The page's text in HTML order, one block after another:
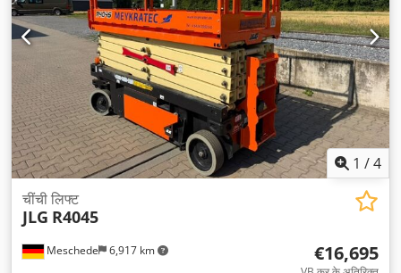
1 /4
Meschede 6,917 km
चींची लिफ्ट
JLG R4045
€16,695